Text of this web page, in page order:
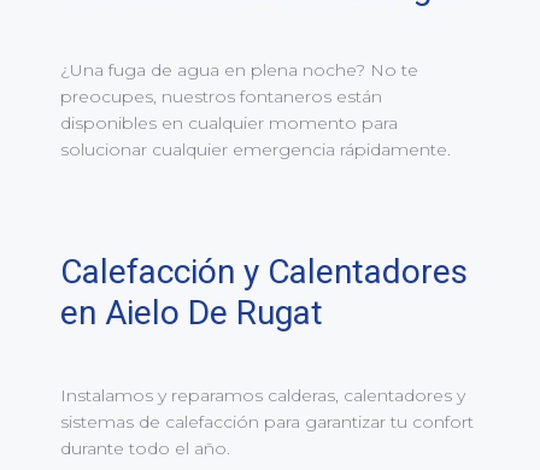
¿Una fuga de agua en plena noche? No te
preocupes, nuestros fontaneros están
disponibles en cualquier momento para
solucionar cualquier emergencia rápidamente.
Calefacción y Calentadores
en Aielo De Rugat
Instalamos y reparamos calderas, calentadores y
sistemas de calefacción para garantizar tu confort
durante todo el año.